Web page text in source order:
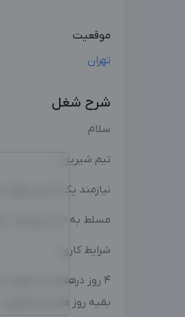
موقعیت
تهران
شرح شغل
سلام
تیم شیرین
نیازمند یک ادمین تولید محتوا خانم
مسلط به ادیت ویدیو .
شرایط کاری
۴ روز درهفته به صورت حضوری در محیط خانومانه و نزدیک مترو
بقیه روز ها غیر حضوری